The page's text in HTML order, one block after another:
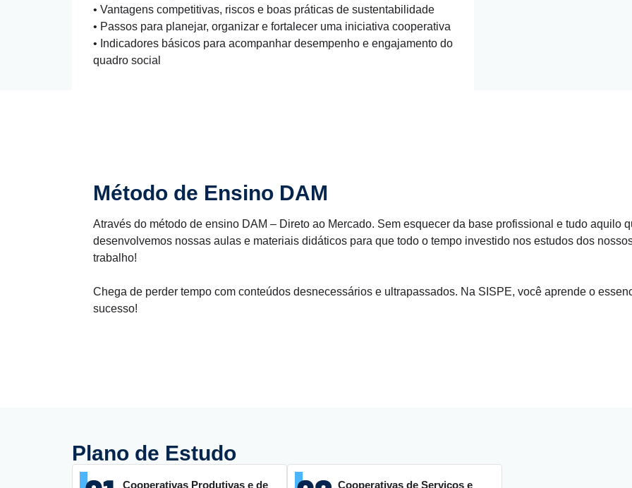
• Vantagens competitivas, riscos e boas práticas de sustentabilidade
• Passos para planejar, organizar e fortalecer uma iniciativa cooperativa
• Indicadores básicos para acompanhar desempenho e engajamento do
quadro social
Método de Ensino DAM
Através do método de ensino DAM – Direto ao Mercado. Sem esquecer da base profissional e tudo aquilo
desenvolvemos nossas aulas e materiais didáticos para que todo o tempo investido nos estudos dos
trabalho!
Chega de perder tempo com conteúdos desnecessários e ultrapassados. Na SISPE, você aprende o
sucesso!
Plano de Estudo
Cooperativas Produtivas e de Cooperativas de Serviços e